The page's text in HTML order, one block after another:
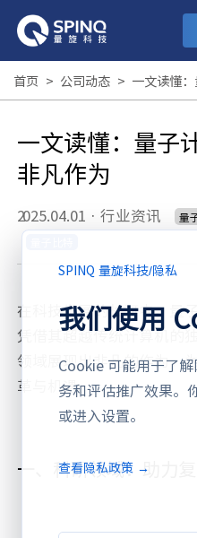
首页 > 公司动态 > 一文读懂
一文读懂：量子
非凡作为
2025.04.01 · 行业资讯 量
在科技发展的长河中，量
凭借其超越传统计算机的
领域展现出非凡的作为，
革与机遇。
一、科研领域：助力复
SPINQ 量旋科技/隐私
我们使用
Cookie 可能用于了
务和评估推广效果。
或进入设置。
查看隐私政策 →